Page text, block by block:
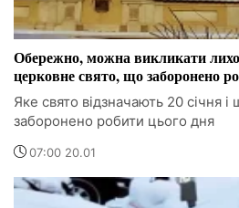
Обережно, можна викликати
церковне свято, що заборонено
Яке свято відзначають 20 січня
заборонено робити цього дня
07:00 20.01